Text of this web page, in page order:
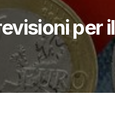
per il